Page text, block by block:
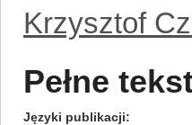
Krzysztof
Pełne
Języki publikacji